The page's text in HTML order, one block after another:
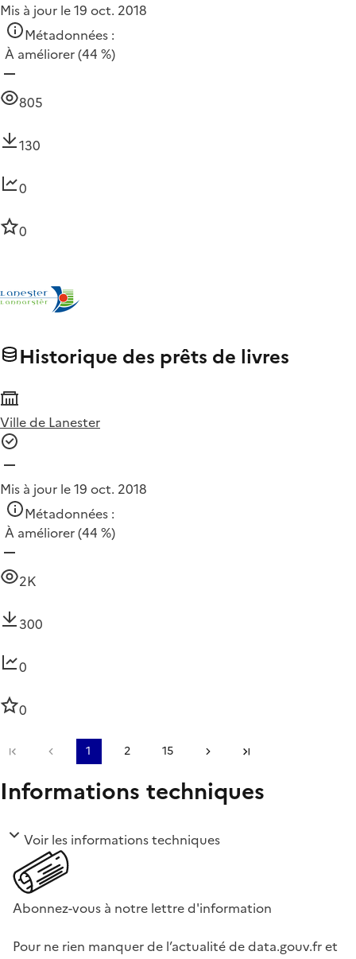
Mis à jour le 19 oct. 2018
Métadonnées :
À améliorer(44 %)
805
130
0
0
Historique des prêts de livres
Ville de Lanester
Mis à jour le 19 oct. 2018
Métadonnées :
À améliorer(44 %)
2K
300
0
0
Première pagePage précédente
1 2 15 Page suivante
Informations techniques
Voir les informations techniques
Abonnez-vous à notre lettre d'information
Pour ne rien manquer de l’actualité de data.gouv.fr et